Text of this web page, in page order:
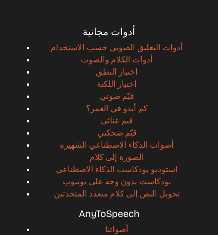
أدوات مجانية
أدوات التعليق الصوتي حسب الاستخدام
أدوات الكلام والصوت
اختبار النطق
اختبار اللكنة
قيّم صوتي
كم أبدو في العمر؟
قيم غنائي
قيّم ضحكتي
أصوات الذكاء الاصطناعي الشهيرة
الصورة إلى كلام
استوديو بودكاست الذكاء الاصطناعي
بودكاست بدون وجه على يوتيوب
تحويل النص إلى كلام متعدد المتحدثين
AnyToSpeech
أصواتنا